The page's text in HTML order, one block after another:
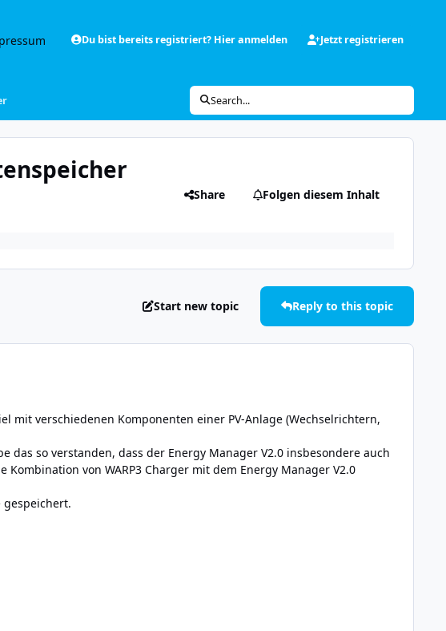
Du bist bereits registriert? Hier anmelden Jetzt registrieren
Search...
Share Folgen diesem Inhalt
Start new topic Reply to this topic
mit verschiedenen Komponenten einer PV-Anlage (Wechselrichtern,
das so verstanden, dass der Energy Manager V2.0 insbesondere auch
von WARP3 Charger mit dem Energy Manager V2.0
gespeichert.